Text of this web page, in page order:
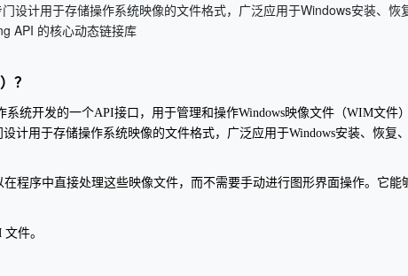
设计用于存储操作系统映像的文件格式，广泛应用于Windows安装、恢
API 的核心动态链接库
？
系统开发的一个API接口，用于管理和操作Windows映像文件（WIM文件
计用于存储操作系统映像的文件格式，广泛应用于Windows安装、恢复
程序中直接处理这些映像文件，而不需要手动进行图形界面操作。它能
件。